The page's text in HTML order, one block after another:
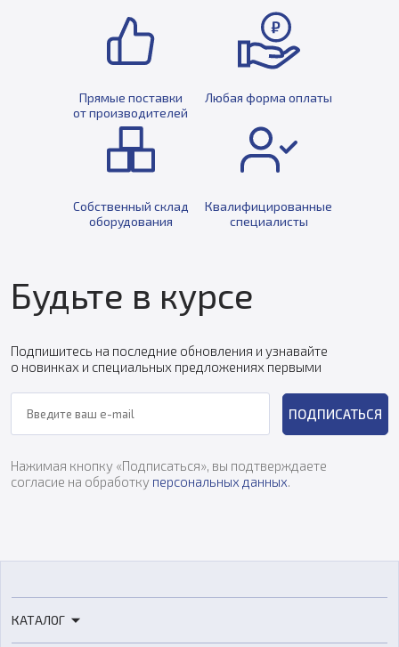
Прямые поставки
от производителей
Любая форма оплаты
Собственный склад
оборудования
Квалифицированные
специалисты
Будьте в курсе
Подпишитесь на последние обновления и узнавайте
о новинках и специальных предложениях первыми
ПОДПИСАТЬСЯ
Нажимая кнопку «Подписаться», вы подтверждаете
согласие на обработку персональных данных.
КАТАЛОГ